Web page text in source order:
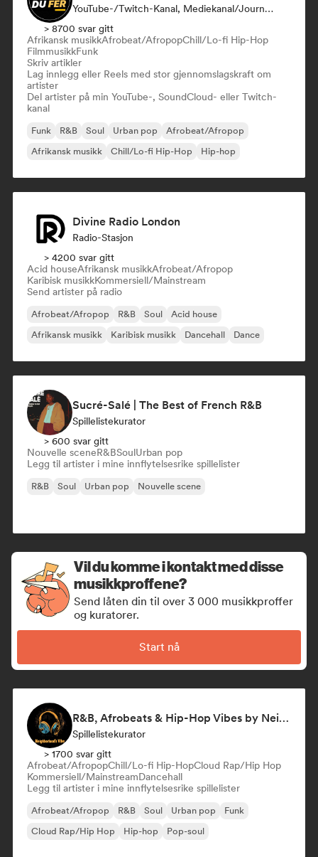
YouTube-/Twitch-Kanal, Mediekanal/journalist, Sosiale Medier-Influencer
> 8700 svar gitt
Afrikansk musikkAfrobeat/AfropopChill/Lo-fi Hip-Hop
FilmmusikkFunk
Skriv artikler
Lag innlegg eller Reels med stor gjennomslagskraft om
artister
Del artister på min YouTube-, SoundCloud- eller Twitch-
kanal
Funk R&B Soul Urban pop
Afrobeat/Afropop
Afrikansk musikk
Chill/Lo-fi Hip-Hop Hip-hop
Divine Radio London
Radio-Stasjon
> 4200 svar gitt
Acid houseAfrikansk musikkAfrobeat/Afropop
Karibisk musikkKommersiell/Mainstream
Send artister på radio
Afrobeat/Afropop R&B Soul
Acid house
Afrikansk musikk
Karibisk musikk Dancehall Dance
Sucré-Salé | The Best of French R&B
Spillelistekurator
> 600 svar gitt
Nouvelle sceneR&BSoulUrban pop
Legg til artister i mine innflytelsesrike spillelister
R&B Soul Urban pop Nouvelle scene
Vil du komme i kontakt med disse
musikkproffene?
Send låten din til over 3 000 musikkproffer
og kuratorer.
Start nå
R&B, Afrobeats & Hip-Hop Vibes by Neighborhood's Vibe
Spillelistekurator
> 1700 svar gitt
Afrobeat/AfropopChill/Lo-fi Hip-HopCloud Rap/Hip Hop
Kommersiell/MainstreamDancehall
Legg til artister i mine innflytelsesrike spillelister
Afrobeat/Afropop R&B Soul Urban pop
Funk
Cloud Rap/Hip Hop
Hip-hop Pop-soul